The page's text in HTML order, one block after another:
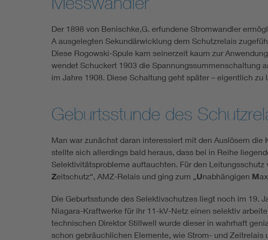
Der 1898 von Benischke,G. erfundene Stromwandler
A ausgelegten Sekundärwicklung dem Schutzrelais
Diese Rogowski-Spule kam seinerzeit kaum zur
wendet Schuckert 1903 die Spannungssummenschaltung
im Jahre 1908. Diese Schaltung geht später – eigentlich
Geburtsstunde des
Man war zunächst daran interessiert mit den Auslösern
stellte sich allerdings bald heraus, dass bei in Reihe
Selektivitätsprobleme auftauchten. Für den Leitungsschutz
Zeitschutz“, AMZ-Relais und ging zum „Unabhängigen M
Die Geburtsstunde des Selektivschutzes liegt noch im 19.
Niagara-Kraftwerke für ihr 11-kV-Netz einen selektiv
technischen Direktor Stillwell wurde dieser in wahrhaft
schon gebräuchlichen Elemente, wie Strom- und Zeitrelais